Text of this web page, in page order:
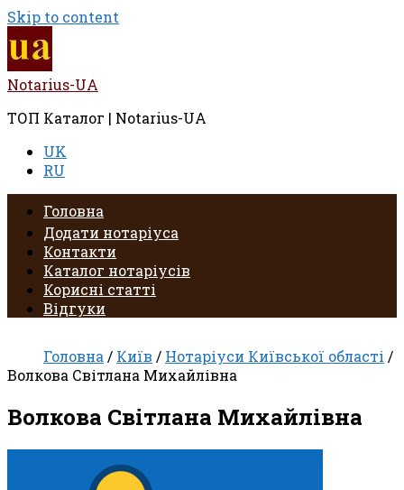
Skip to content
Notarius-UA
ТОП Каталог | Notarius-UA
UK
RU
Головна
Додати нотаріуса
Контакти
Каталог нотаріусів
Корисні статті
Відгуки
Головна / Київ / Нотаріуси Київської області /
Волкова Світлана Михайлівна
Волкова Світлана Михайлівна